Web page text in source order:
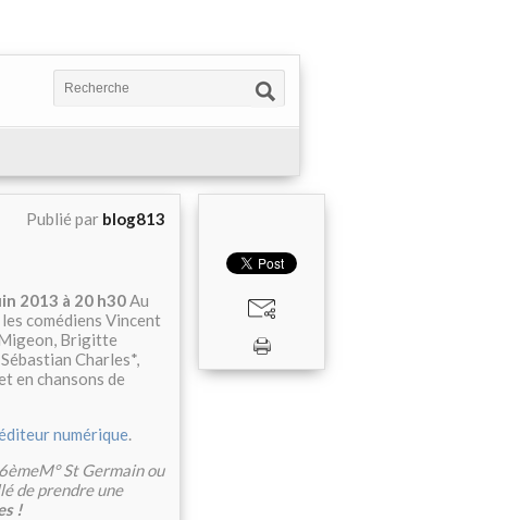
Publié par blog813
2013 à 20 h30Au
les comédiens Vincent
Brigitte
Charles*,
en chansons de
numérique.
St Germain ou
de prendre une
!